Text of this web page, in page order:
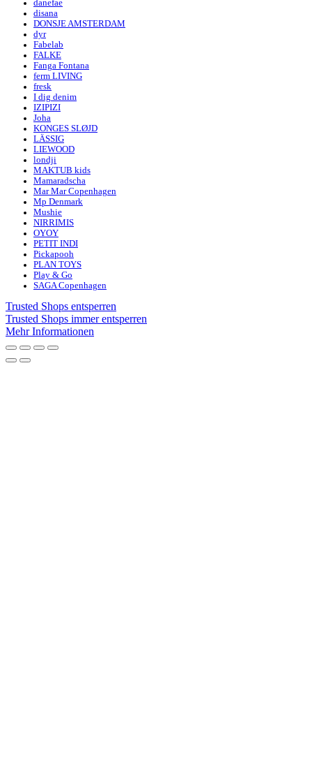
danefae
disana
DONSJE AMSTERDAM
dyr
Fabelab
FALKE
Fanga Fontana
ferm LIVING
fresk
I dig denim
IZIPIZI
Joha
KONGES SLØJD
LÄSSIG
LIEWOOD
londji
MAKTUB kids
Mamaradscha
Mar Mar Copenhagen
Mp Denmark
Mushie
NIRRIMIS
OYOY
PETIT INDI
Pickapooh
PLAN TOYS
Play & Go
SAGA Copenhagen
Trusted Shops entsperren
Trusted Shops immer entsperren
Mehr Informationen